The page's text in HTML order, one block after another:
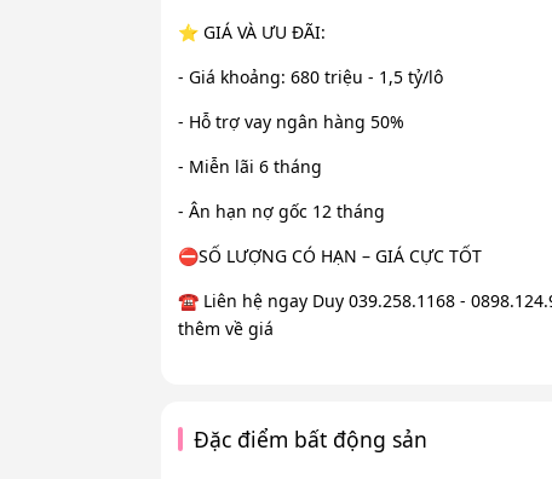
⭐️ GIÁ VÀ ƯU ĐÃI:
- Giá khoảng: 680 triệu - 1,5 tỷ/lô
- Hỗ trợ vay ngân hàng 50%
- Miễn lãi 6 tháng
- Ân hạn nợ gốc 12 tháng
⛔SỐ LƯỢNG CÓ HẠN – GIÁ CỰC TỐT
☎️ Liên hệ ngay Duy 039.258.1168 -
thêm về giá
Đặc điểm bất động sản